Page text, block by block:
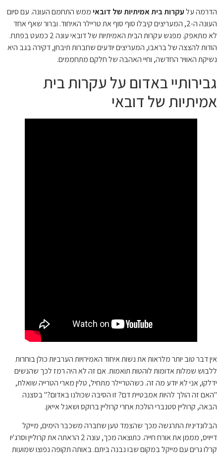
הדרמה עלעקרות בית אמיתיות של דובאיממש התחמם העונה. עם סיום
העונה ה-2, המעריצים קיבלו סוף סוף את טריילר האיחוד. וברור שאף אחד
לא מתאפק. מפגש עקרות הבית האמיתיות של דובאי עונה 2 כמעט בפתח.
הודות להצצה של בראבו, המעריצים יודעים שחברות תיבחן, דקירה בגב היא
נשיקת האוויר החדשה, וחיי האהבה של חלקם מתחממים.
גבירותיי באדום על עקרות בית
אמיתיות של דובאי
אין דבר טוב יותר מלראות את נשות איחוד האמירויות הערביות כולן בוחרות
ללבוש שמלות אדומות לוהטות תואמות. אם זה לא היה רמז לכך שהנשים
ידלקו, אני לא יודע מה זה. כשהטריילר מתחיל, טלין מארי הטרייה שואלת,
"האם זה הולך להיות אמבטיית דם? זו הסיבה שכולנו באדום?" בסצנה
הבאה, קרוליין סטנברי הולכת אחרי קרוליין ברוקס ושאנל אייאן.
הבלונדינית התרגשה מכך שהצמד טען שחברה משכבר הימים, מייקל
דייויס, מממן את אורח חייה. כתוצאה מכך, עונה 2 הראתה את קרוליין וסרג'יו
קרלו גרים עם מייקל במקום שבו נבנה ביתם. באותה תקופה נפוצו שמועות